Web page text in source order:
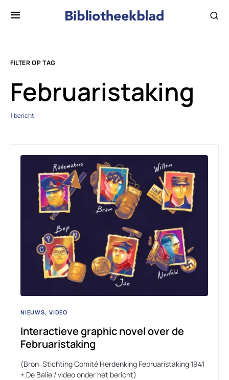
FILTER OP TAG
Februaristaking
1 bericht
NIEUWS VIDEO
Interactieve graphic novel over de
Februaristaking
(Bron: Stichting Comité Herdenking Februaristaking 1941
+ De Balie / video onder het bericht)